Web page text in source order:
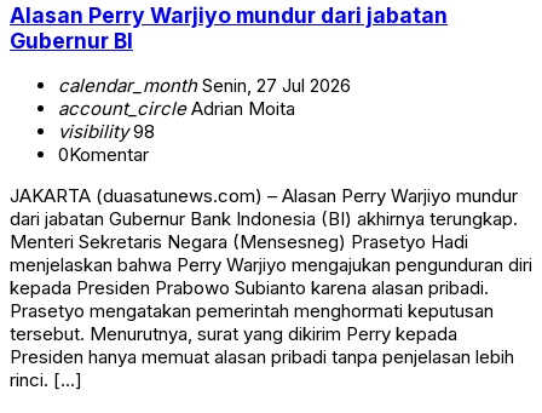
Alasan Perry Warjiyo mundur dari jabatan
Gubernur BI
calendar_monthSenin, 27 Jul 2026
account_circleAdrian Moita
visibility98
0Komentar
JAKARTA (duasatunews.com) – Alasan Perry Warjiyo mundur
dari jabatan Gubernur Bank Indonesia (BI) akhirnya terungkap.
Menteri Sekretaris Negara (Mensesneg) Prasetyo Hadi
menjelaskan bahwa Perry Warjiyo mengajukan pengunduran diri
kepada Presiden Prabowo Subianto karena alasan pribadi.
Prasetyo mengatakan pemerintah menghormati keputusan
tersebut. Menurutnya, surat yang dikirim Perry kepada
Presiden hanya memuat alasan pribadi tanpa penjelasan lebih
rinci. […]